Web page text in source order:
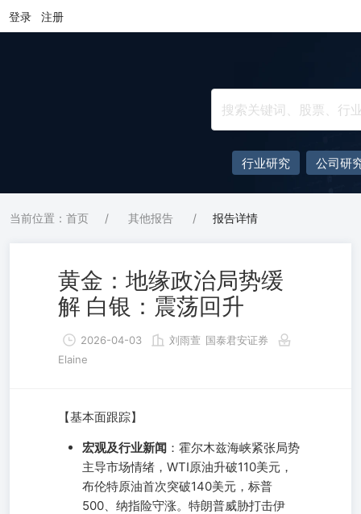
登录 注册
行业研究 公司研
当前位置：首页 / 其他报告 / 报告详情
黄金：地缘政治局势缓
解 白银：震荡回升
2026-04-03 刘雨萱 国泰君安证券
Elaine
【基本面跟踪】
宏观及行业新闻 ：霍尔木兹海峡紧张局势
主导市场情绪，WTI原油升破110美元，
布伦特原油首次突破140美元，标普
500、纳指险守涨。特朗普威胁打击伊